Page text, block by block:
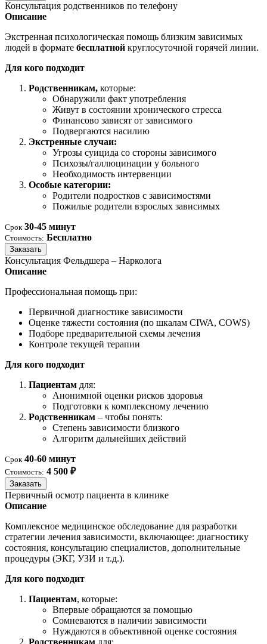
Консультация родственников по телефону
Описание
Экстренная психологическая помощь близким зависимых
людей в формате бесплатной круглосуточной горячей линии.
Для кого подходит
Родственникам, которые:
Обнаружили факт употребления
Живут в состоянии хронического стресса
Финансово зависят от зависимого
Подвергаются насилию
Экстренные случаи:
Угрозы суицида со стороны зависимого
Психозы/галлюцинации у больного
Необходимость интервенции
Особые категории:
Родители подростков с зависимостями
Пожилые родители взрослых зависимых
Срок 30-45 минут
Стоимость: Бесплатно
Заказать
Консультация Фельдшера – Нарколога
Описание
Профессиональная помощь при:
Первичной диагностике зависимости
Оценке тяжести состояния (по шкалам CIWA, COWS)
Подборе предварительной схемы лечения
Контроле текущей терапии
Для кого подходит
Пациентам для:
Анонимной оценки рисков здоровья
Подготовки к комплексному лечению
Родственникам – чтобы понять:
Степень зависимости близкого
Алгоритм дальнейших действий
Срок 40-60 минут
Стоимость: 4 500 ₽
Заказать
Первичный осмотр пациента в клинике
Описание
Комплексное медицинское обследование для разработки
стратегии лечения зависимости, включающее: диагностику
состояния, консультацию специалистов, дополнительные
процедуры (ЭКГ, УЗИ и т.д.).
Для кого подходит
Пациентам, которые:
Впервые обращаются за помощью
Сомневаются в наличии зависимости
Нуждаются в объективной оценке состояния